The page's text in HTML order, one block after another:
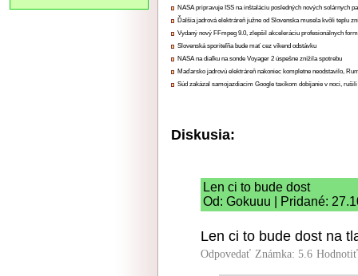
NASA pripravuje ISS na inštaláciu posledných nových solárnych
Ďalšia jadrová elektráreň južne od Slovenska musela kvôli teplu
Vydaný nový FFmpeg 9.0, zlepšil akceleráciu profesionálnych
Slovenská sporiteľňa bude mať cez víkend odstávku
NASA na diaľku na sonde Voyager 2 úspešne znížila spotrebu
Maďarsko jadrovú elektráreň nakoniec kompletne neodstavilo,
Súd zakázal samojazdiacim Google taxíkom dobíjanie v noci,
Diskusia:
Len ci to bude dost
Od: Gokuuu | Pridané:
Len ci to bude dost na
Odpovedať Známka: 5.6